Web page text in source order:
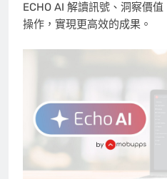
ECHO AI 解讀訊號、洞察價
操作，實現更高效的成果。